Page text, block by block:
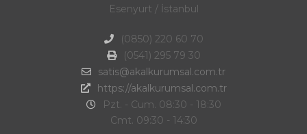
Esenyurt / İstanbul
(0850) 220 60 70
(0541) 295 79 30
satis@akalkurumsal.com.tr
https://akalkurumsal.com.tr
Pzt. - Cum. 08:30 - 18:30
Cmt. 09:30 - 14:30